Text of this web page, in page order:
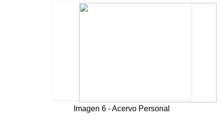
Imagen 6 - Acervo Personal